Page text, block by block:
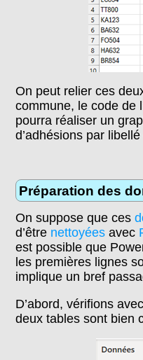
On peut relier ces
commune, le code de
pourra réaliser un
d’adhésions par
Préparation des
On suppose que ces
d’être nettoyées avec
est possible que
les premières lignes
implique un bref
D’abord, vérifions
deux tables sont bien